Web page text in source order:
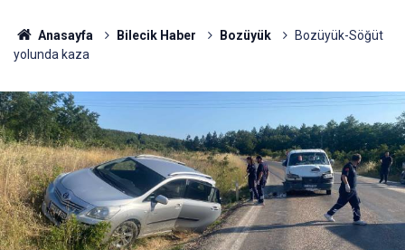
Anasayfa Bilecik Haber Bozüyük
Bozüyük-Söğüt
yolunda kaza